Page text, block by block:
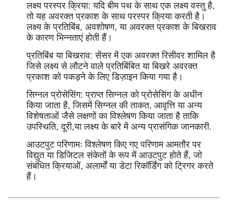
लक्ष्य परस्पर क्रिया: यदि बीम पथ के साथ एक लक्ष्य वस्तु है,
तो यह अवरक्त प्रकाश के साथ परस्पर क्रिया करती है।
लक्ष्य के प्रतिबिंब, अवशोषण, या अवरक्त प्रकाश के बिखराव
के कारण भिन्नताएं होती हैं।
प्रतिबिंब या बिखराव: सेंसर में एक अवरक्त रिसीवर शामिल है
जिसे लक्ष्य से लौटने वाले प्रतिबिंबित या बिखरे अवरक्त
प्रकाश को पकड़ने के लिए डिज़ाइन किया गया है।
सिग्नल प्रोसेसिंग: प्राप्त सिग्नल को प्रोसेसिंग के अधीन
किया जाता है, जिसमें सिग्नल की ताकत, आवृत्ति या अन्य
विशेषताओं जैसे लक्षणों का विश्लेषण किया जाता है ताकि
उपस्थिति, दूरी,या लक्ष्य के बारे में अन्य प्रासंगिक जानकारी.
आउटपुट परिणामः विश्लेषण किए गए परिणाम आमतौर पर
विद्युत या डिजिटल संकेतों के रूप में आउटपुट होते हैं, जो
संबंधित क्रियाओं, अलार्मों या डेटा रिकॉर्डिंग को ट्रिगर करते
हैं।